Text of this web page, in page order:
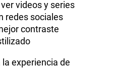
videos y series
redes sociales
contraste
experiencia de